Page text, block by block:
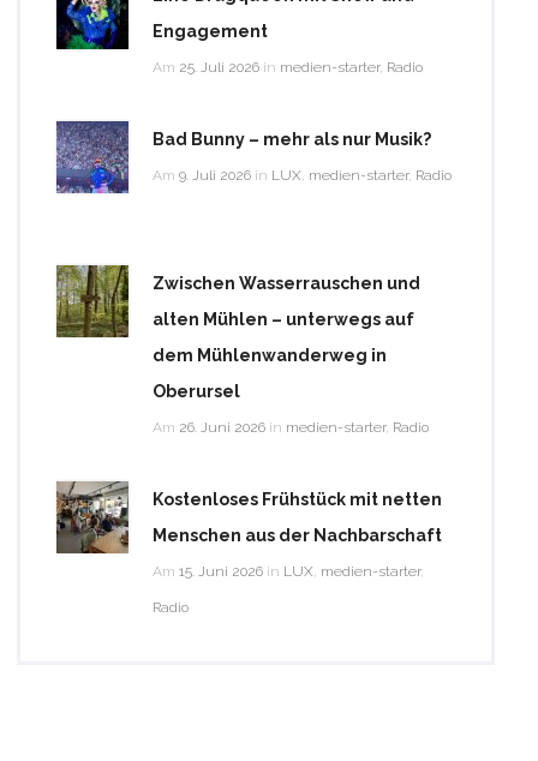
Engagement
Am 25. Juli 2026 in medien-starter, Radio
Bad Bunny – mehr als nur Musik?
Am 9. Juli 2026 in LUX, medien-starter, Radio
Zwischen Wasserrauschen und
alten Mühlen – unterwegs auf
dem Mühlenwanderweg in
Oberursel
Am 26. Juni 2026 in medien-starter, Radio
Kostenloses Frühstück mit netten
Menschen aus der Nachbarschaft
Am 15. Juni 2026 in LUX, medien-starter,
Radio